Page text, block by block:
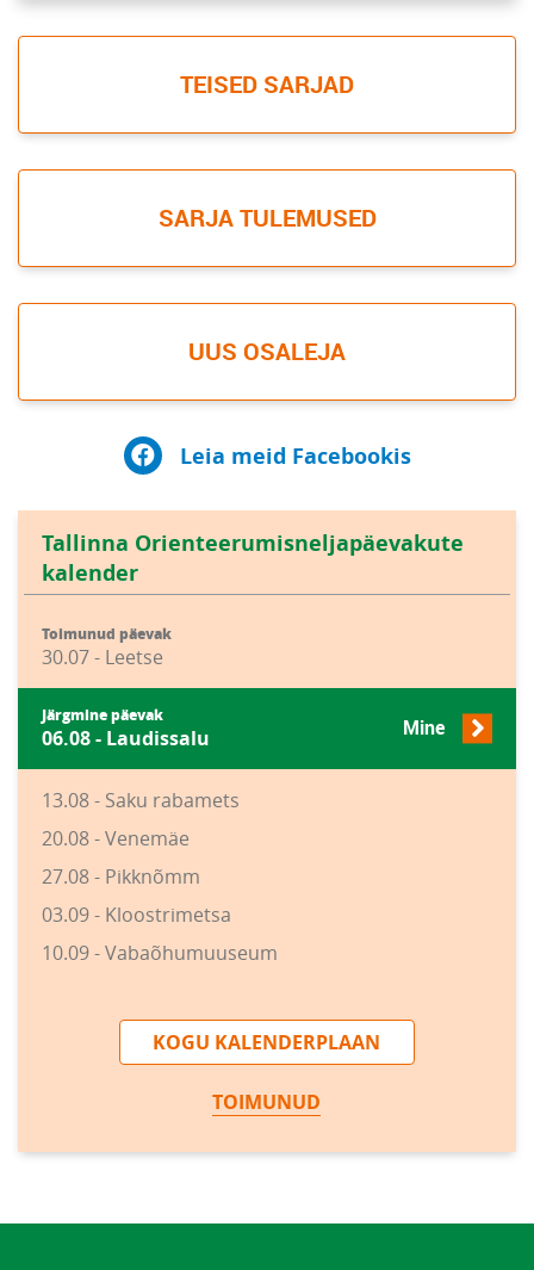
TEISED SARJAD
SARJA TULEMUSED
UUS OSALEJA
Leia meid Facebookis
Tallinna Orienteerumisneljapäevakute
kalender
Toimunud päevak
30.07 - Leetse
Järgmine päevak
06.08 - Laudissalu Mine
13.08 - Saku rabamets
20.08 - Venemäe
27.08 - Pikknõmm
03.09 - Kloostrimetsa
10.09 - Vabaõhumuuseum
KOGU KALENDERPLAAN
TOIMUNUD